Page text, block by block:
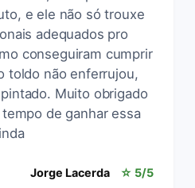
e ele não só trouxe
adequados pro
conseguiram cumprir
toldo não enferrujou,
Muito obrigado
tempo de ganhar essa
Jorge Lacerda ☆ 5/5